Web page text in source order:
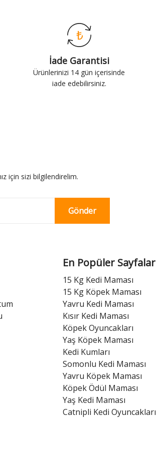
İade Garantisi
Ürünlerinizi 14 gün içerisinde
iade edebilirsiniz.
için sizi bilgilendirelim.
Gönder
En Popüler Sayfalar
15 Kg Kedi Maması
15 Kg Köpek Maması
Yavru Kedi Maması
Kısır Kedi Maması
Köpek Oyuncakları
Yaş Köpek Maması
Kedi Kumları
Somonlu Kedi Maması
Yavru Köpek Maması
Köpek Ödül Maması
Yaş Kedi Maması
Catnipli Kedi Oyuncakları